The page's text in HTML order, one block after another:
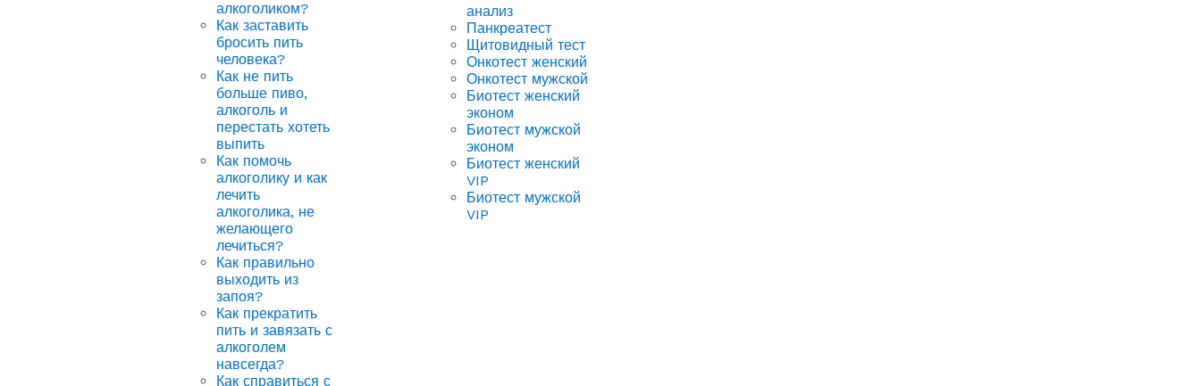
алкоголиком?
Как заставить
бросить пить
человека?
Как не пить
больше пиво,
алкоголь и
перестать хотеть
выпить
Как помочь
алкоголику и как
лечить
алкоголика, не
желающего
лечиться?
Как правильно
выходить из
запоя?
Как прекратить
пить и завязать с
алкоголем
навсегда?
Как справиться с
анализ
Панкреатест
Щитовидный тест
Онкотест женский
Онкотест мужской
Биотест женский
эконом
Биотест мужской
эконом
Биотест женский
VIP
Биотест мужской
VIP